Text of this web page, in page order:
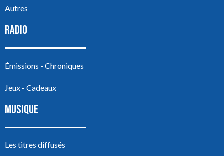
Autres
RADIO
Émissions - Chroniques
Jeux - Cadeaux
MUSIQUE
Les titres diffusés